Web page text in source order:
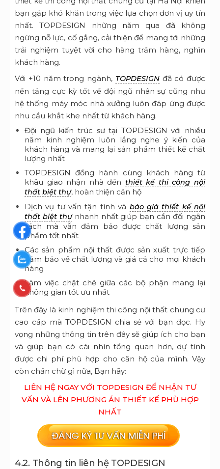
bạn gặp khó khăn trong việc lựa chọn đơn vị uy tín
nhất. TOPDESIGN những năm qua đã không
ngừng nỗ lực, cố gắng, cải thiện để mang tới những
trải nghiệm tuyệt vời cho hàng trăm hàng, nghìn
khách hàng.
Với +10 năm trong ngành, TOPDESIGNđã có được
nền tảng cực kỳ tốt về đội ngũ nhân sự cũng như
hệ thống máy móc nhà xưởng luôn đáp ứng được
nhu cầu khắt khe nhất từ khách hàng.
Đội ngũ kiến trúc sư tại TOPDESIGN với nhiều
năm kinh nghiệm luôn lắng nghe ý kiến của
khách hàng và mang lại sản phẩm thiết kế chất
lượng nhất
TOPDESIGN đồng hành cùng khách hàng từ
khâu giao nhận nhà đến thiết kế thi công nội
thất biệt thự, hoàn thiện căn hộ
Dịch vụ tư vấn tận tình và báo giá thiết kế nội
thất biệt thựnhanh nhất giúp bạn cần đối ngân
sách mà vẫn đảm bảo được chất lượng sản
phẩm tốt nhất
Các sản phẩm nội thất được sản xuất trực tiếp
đảm bảo về chất lượng và giá cả cho mọi khách
hàng
Làm việc chặt chẽ giữa các bộ phận mang lại
không gian tốt ưu nhất
Trên đây là kinh nghiệm thi công nội thất chung cư
cao cấp mà TOPDESIGN chia sẻ với bạn đọc. Hy
vọng những thông tin trên đây sẽ giúp ích cho bạn
và giúp bạn có cái nhìn tổng quan hơn, dự tính
được chi phí phù hợp cho căn hộ của mình. Vậy
còn chần chừ gì nữa, Bạn hãy:
LIÊN HỆ NGAY VỚI TOPDESIGN ĐỂ NHẬN TƯ
VẤN VÀ LÊN PHƯƠNG ÁN THIẾT KẾ PHÙ HỢP
NHẤT
4.2. Thông tin liên hệ TOPDESIGN